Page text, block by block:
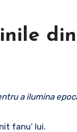
a ilumina
fanu’ lui.